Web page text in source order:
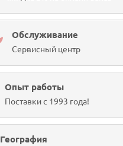
Обслуживание
Сервисный центр
Опыт работы
Поставки с 1993 года!
География